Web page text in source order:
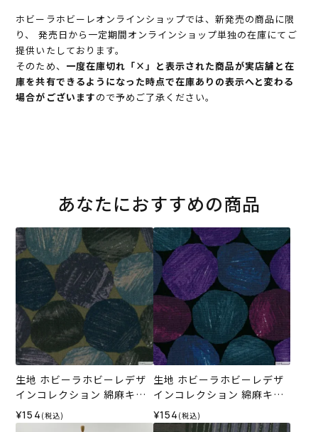
ホビーラホビーレオンラインショップでは、新発売の商品に限
り、 発売日から一定期間オンラインショップ単独の在庫にてご
提供いたしております。
そのため、 一度在庫切れ「×」と表示された商品が実店舗と在
庫を共有できるようになった時点で在庫ありの表示へと変わる
場合がございますので予めご了承ください。
あなたにおすすめの商品
生地 ホビーラホビーレデザ
インコレクション 綿麻キャ
ンバス 手描き風水玉＜2GR
＞
¥154 (税込)
生地 ホビーラホビーレデザ
インコレクション 綿麻キャ
ンバス 手描き風水玉＜1X＞
¥154 (税込)